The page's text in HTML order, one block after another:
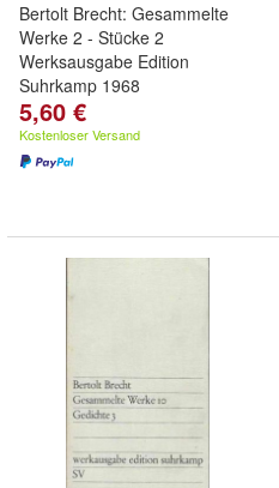
Bertolt Brecht: Gesammelte
Werke 2 - Stücke 2
Werksausgabe Edition
Suhrkamp 1968
5,60 €
Kostenloser Versand